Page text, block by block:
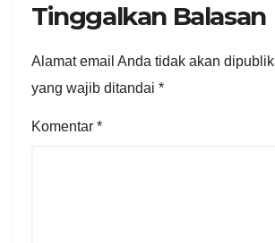
Tinggalkan Balasan
Alamat email Anda tidak akan
yang wajib ditandai *
Komentar *